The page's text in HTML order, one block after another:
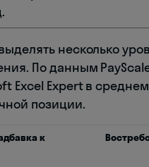
несколько
По данным
Expert в среднем
позиции.
к